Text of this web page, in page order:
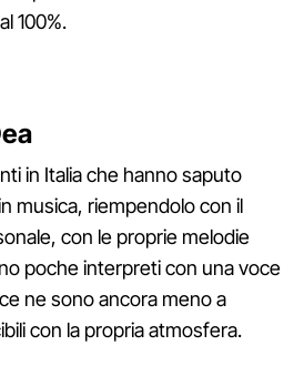
100%.
in Italia che hanno saputo
musica, riempendolo con il
con le proprie melodie
poche interpreti con una voce
ne sono ancora meno a
con la propria atmosfera.